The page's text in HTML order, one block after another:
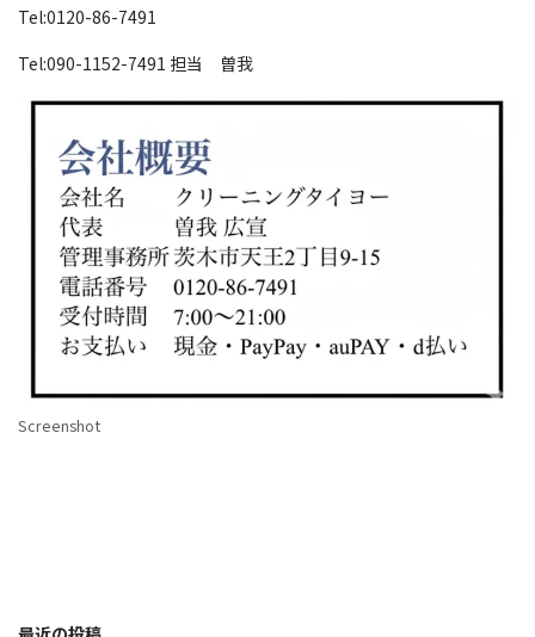
Tel:0120-86-7491
Tel:090-1152-7491 担当 曽我
Screenshot